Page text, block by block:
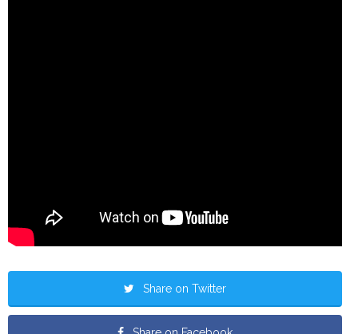
Share on Twitter